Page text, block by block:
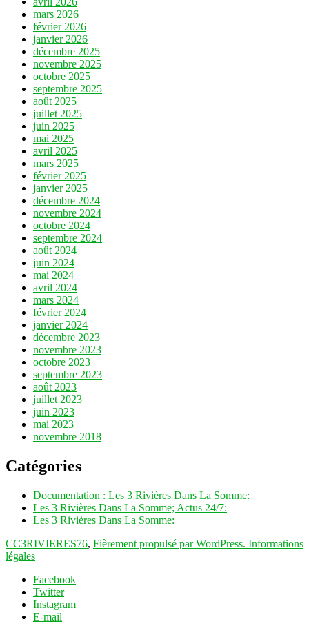
mars 2026
février 2026
janvier 2026
décembre 2025
novembre 2025
octobre 2025
septembre 2025
août 2025
juillet 2025
juin 2025
mai 2025
avril 2025
mars 2025
février 2025
janvier 2025
décembre 2024
novembre 2024
octobre 2024
septembre 2024
août 2024
juin 2024
mai 2024
avril 2024
mars 2024
février 2024
janvier 2024
décembre 2023
novembre 2023
octobre 2023
septembre 2023
août 2023
juillet 2023
juin 2023
mai 2023
novembre 2018
Catégories
Documentation : Les 3 Rivières Dans La Somme:
Les 3 Rivières Dans La Somme; Actus 24/7:
Les 3 Rivières Dans La Somme:
CC3RIVIERES76, Fièrement propulsé par WordPress. Informations
légales
Facebook
Twitter
Instagram
E-mail